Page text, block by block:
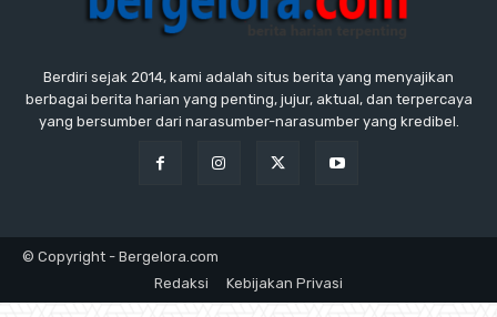
Berdiri sejak 2014, kami adalah situs berita yang menyajikan
berbagai berita harian yang penting, jujur, aktual, dan terpercaya
yang bersumber dari narasumber-narasumber yang kredibel.
© Copyright - Bergelora.com
Redaksi
Kebijakan Privasi